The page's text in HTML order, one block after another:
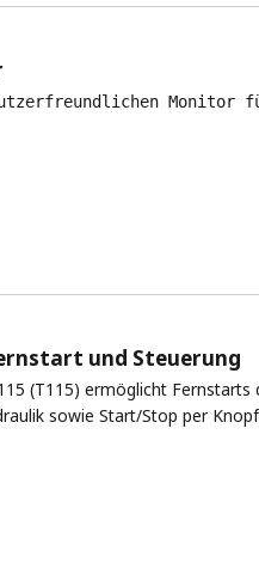
Monitor
und Steuerung
(T115) ermöglicht
sowie Start/Stop per